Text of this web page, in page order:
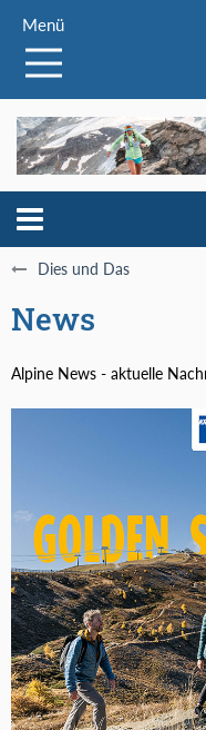
Menü
Dies und Das
News
Alpine News - aktuelle